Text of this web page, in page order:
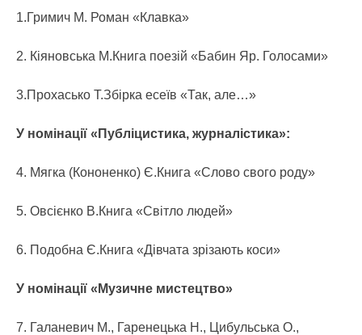
1.Гримич М. Роман «Клавка»
2. Кіяновська М.Книга поезій «Бабин Яр. Голосами»
3.Прохасько Т.Збірка есеїв «Так, але…»
У номінації «Публіцистика, журналістика»:
4. Мягка (Кононенко) Є.Книга «Слово свого роду»
5. Овсієнко В.Книга «Світло людей»
6. Подобна Є.Книга «Дівчата зрізають коси»
У номінації «Музичне мистецтво»
7. Галаневич М., Гаренецька Н., Цибульська О.,